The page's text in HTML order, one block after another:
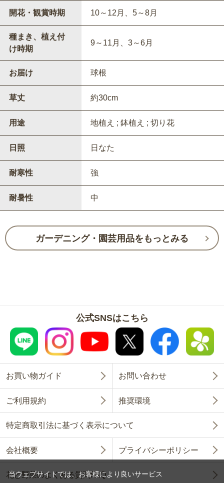
開花・観賞時期 10～12月、5～8月
種まき、植え付
け時期
9～11月、3～6月
お届け 球根
草丈 約30cm
用途 地植え ; 鉢植え ; 切り花
日照 日なた
耐寒性 強
耐暑性 中
ガーデニング・園芸用品をもっとみる
公式SNSはこちら
お買い物ガイド お問い合わせ
ご利用規約 推奨環境
特定商取引法に基づく表示について
会社概要 プライバシーポリシー
花と野菜のよくある質問FAQ
当ウェブサイトでは、お客様により良いサービス